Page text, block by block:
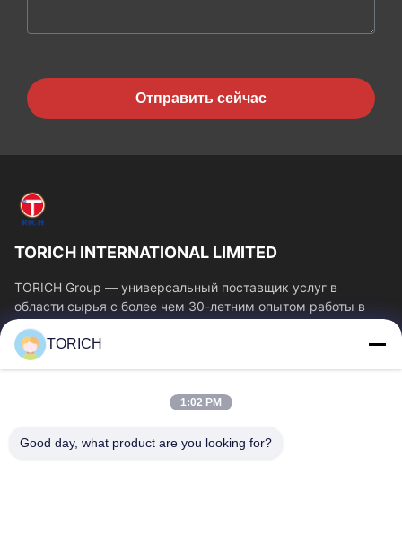
Отправить сейчас
TORICH INTERNATIONAL LIMITED
TORICH Group — универсальный поставщик услуг в
области сырья с более чем 30-летним опытом работы в
производстве, исследованиях и разработках,...
Быстрые Ссылки
О Компании
Наша Фабрика
Контроль Качества
TORICH
1:02 PM
Good day, what product are you looking for?